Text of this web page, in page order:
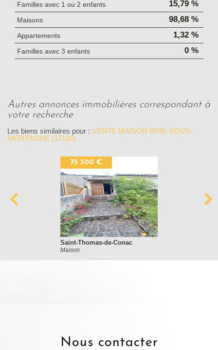
Familles avec 1 ou 2 enfants 15,79 %
Maisons 98,68 %
Appartements 1,32 %
Familles avec 3 enfants 0 %
autres annonces immobilières correspondant à
votre recherche
Les biens similaires pour : VENTE MAISON BRIE-SOUS-
MORTAGNE (17120)
75 500 €
Saint-Thomas-de-Conac
Maison
nous contacter